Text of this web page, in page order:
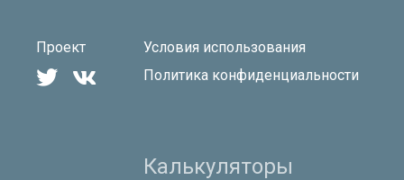
Проект
 
Условия использования
Политика конфиденциальности
Калькуляторы